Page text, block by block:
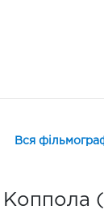
Вся